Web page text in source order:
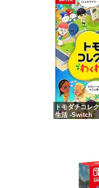
トモダチコレ
生活 -Switch